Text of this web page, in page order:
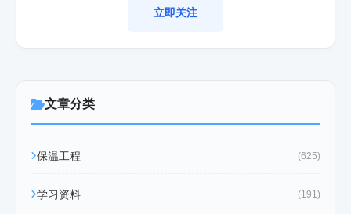
立即关注
文章分类
保温工程 (625)
学习资料 (191)